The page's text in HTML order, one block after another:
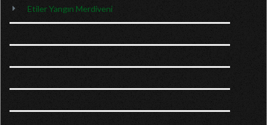
Etiler Yangın Merdiveni